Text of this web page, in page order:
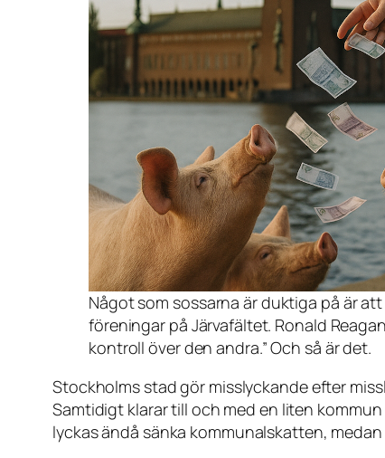
Något som sossarna är duktiga på är
föreningar på Järvafältet. Ronald
kontroll över den andra.”Och så är det.
Stockholms stad gör misslyckande efter
Samtidigt klarar till och med en liten
lyckas ändå sänka kommunalskatten,